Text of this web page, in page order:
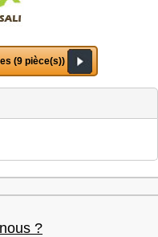
(9 pièce(s))
?